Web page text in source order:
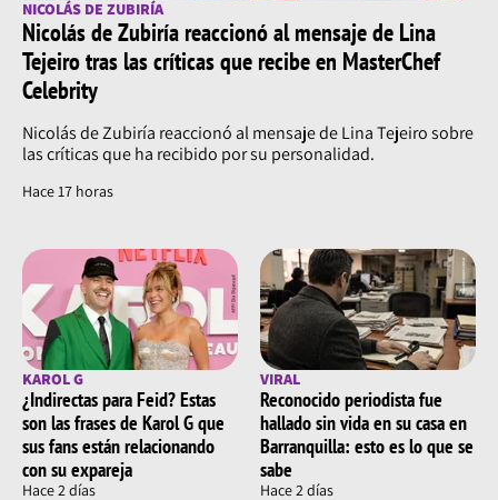
NICOLÁS DE ZUBIRÍA
Nicolás de Zubiría reaccionó al mensaje de Lina
Tejeiro tras las críticas que recibe en MasterChef
Celebrity
Nicolás de Zubiría reaccionó al mensaje de Lina Tejeiro sobre
las críticas que ha recibido por su personalidad.
Hace 17 horas
KAROL G
¿Indirectas para Feid? Estas
son las frases de Karol G que
sus fans están relacionando
con su expareja
Hace 2 días
VIRAL
Reconocido periodista fue
hallado sin vida en su casa en
Barranquilla: esto es lo que se
sabe
Hace 2 días